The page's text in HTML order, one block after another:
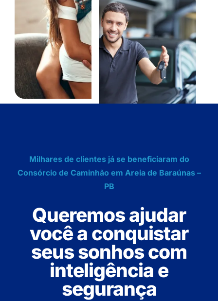
Milhares de clientes já se beneficiaram do
Consórcio de Caminhão em Areia de Baraúnas –
PB
Queremos ajudar
você a conquistar
seus sonhos com
inteligência e
segurança